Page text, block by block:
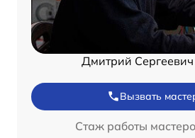
Дмитрий
Вызвать
Стаж работы